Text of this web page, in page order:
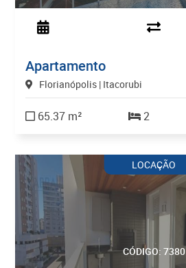
Apartamento
Florianópolis | Itacorubi
65.37 m² 2
CÓDIGO: 7380
LOCAÇÃO